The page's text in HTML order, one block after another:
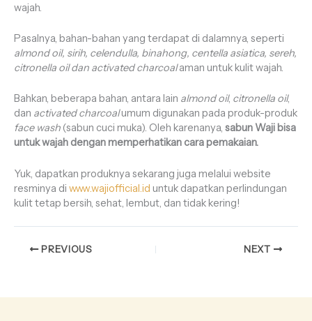
wajah.
Pasalnya, bahan-bahan yang terdapat di dalamnya, seperti
almond oil, sirih, celendulla, binahong, centella asiatica, sereh,
citronella oil dan activated charcoalaman untuk kulit wajah.
Bahkan, beberapa bahan, antara lain almond oil, citronella oil,
dan activated charcoalumum digunakan pada produk-produk
face wash (sabun cuci muka). Oleh karenanya, sabun Waji bisa
untuk wajah dengan memperhatikan cara pemakaian.
Yuk, dapatkan produknya sekarang juga melalui website
resminya di www.wajiofficial.id untuk dapatkan perlindungan
kulit tetap bersih, sehat, lembut, dan tidak kering!
PREVIOUS NEXT